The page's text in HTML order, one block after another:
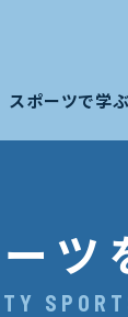
スポーツで学ぶ
ツ